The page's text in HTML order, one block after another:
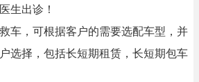
生出诊！
车，可根据客户的需要选配车型，并
选择，包括长短期租赁，长短期包车